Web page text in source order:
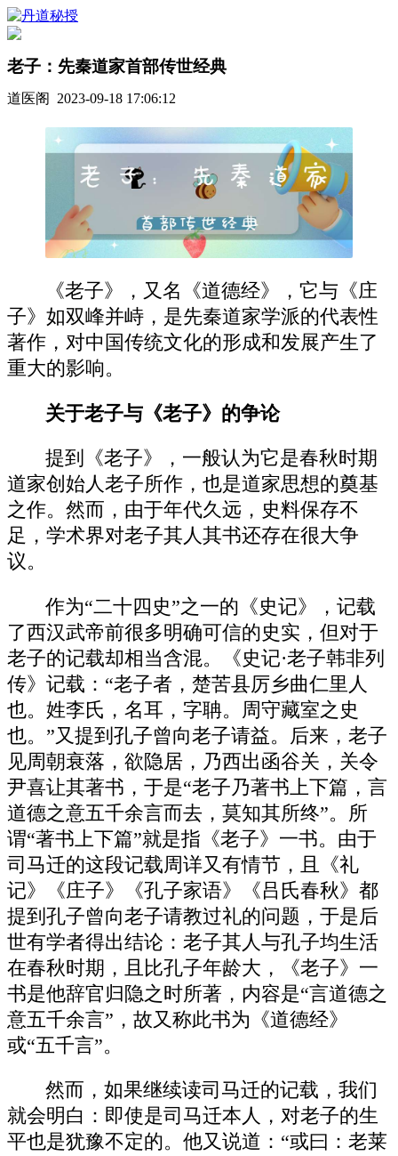
老子：先秦道家首部传世经典
道医阁 2023-09-18 17:06:12
《老子》，又名《道德经》，它与《庄
子》如双峰并峙，是先秦道家学派的代表性
著作，对中国传统文化的形成和发展产生了
重大的影响。
关于老子与《老子》的争论
提到《老子》，一般认为它是春秋时期
道家创始人老子所作，也是道家思想的奠基
之作。然而，由于年代久远，史料保存不
足，学术界对老子其人其书还存在很大争
议。
作为“二十四史”之一的《史记》，记载
了西汉武帝前很多明确可信的史实，但对于
老子的记载却相当含混。《史记·老子韩非列
传》记载：“老子者，楚苦县厉乡曲仁里人
也。姓李氏，名耳，字聃。周守藏室之史
也。”又提到孔子曾向老子请益。后来，老子
见周朝衰落，欲隐居，乃西出函谷关，关令
尹喜让其著书，于是“老子乃著书上下篇，言
道德之意五千余言而去，莫知其所终”。所
谓“著书上下篇”就是指《老子》一书。由于
司马迁的这段记载周详又有情节，且《礼
记》《庄子》《孔子家语》《吕氏春秋》都
提到孔子曾向老子请教过礼的问题，于是后
世有学者得出结论：老子其人与孔子均生活
在春秋时期，且比孔子年龄大，《老子》一
书是他辞官归隐之时所著，内容是“言道德之
意五千余言”，故又称此书为《道德经》
或“五千言”。
然而，如果继续读司马迁的记载，我们
就会明白：即使是司马迁本人，对老子的生
平也是犹豫不定的。他又说道：“或曰：老莱